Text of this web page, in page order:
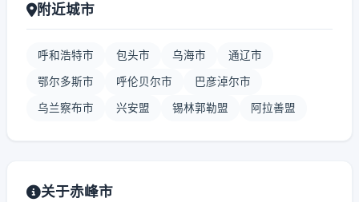
附近城市
呼和浩特市 包头市 乌海市 通辽市
鄂尔多斯市 呼伦贝尔市 巴彦淖尔市
乌兰察布市 兴安盟 锡林郭勒盟 阿拉善盟
关于赤峰市